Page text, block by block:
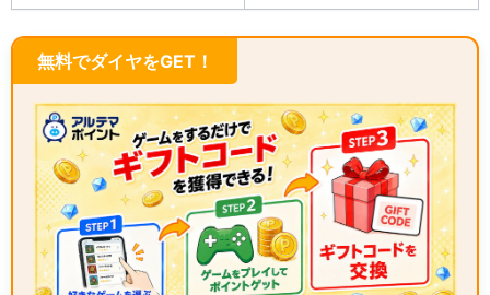
無料でダイヤをGET！